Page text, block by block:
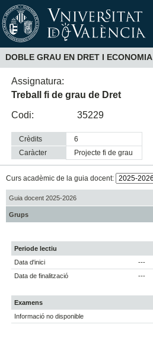
DOBLE GRAU EN DRET I ECONOMIA
Assignatura:
Treball fi de grau de Dret
Codi:
35229
Crèdits
6
Caràcter
projecte fi de grau
Curs acadèmic de la guia docent:
Guia docent 2025-2026
Grups
Periode lectiu
Data d'inici
---
Data de finalització
---
Examens
Informació no disponible